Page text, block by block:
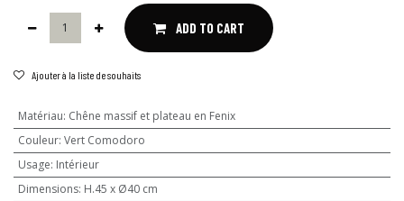
ADD TO CART
Ajouter à la liste de souhaits
Matériau: Chêne massif et plateau en Fenix
Couleur: Vert Comodoro
Usage: Intérieur
Dimensions: H.45 x Ø40 cm